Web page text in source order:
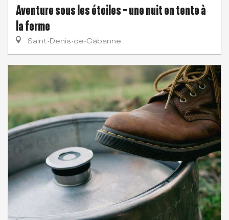
Aventure sous les étoiles - une nuit en tente à
la ferme
Saint-Denis-de-Cabanne